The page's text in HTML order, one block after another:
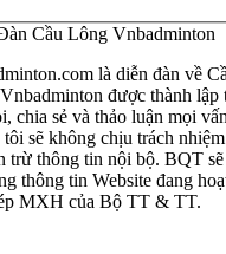
Cầu Lông Vnbadminton
là diễn đàn về
được thành lập
chia sẻ và thảo luận mọi
sẽ không chịu trách
trừ thông tin nội bộ. BQT
thông tin Website đang
MXH của Bộ TT & TT.